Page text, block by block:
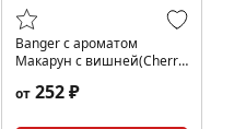
Banger с ароматом
Макарун с вишней(Cherry
от 252 ₽